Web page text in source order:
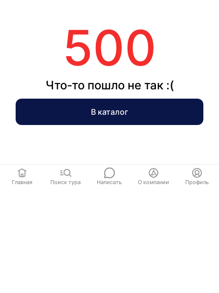
500
Что-то пошло не так :(
В каталог
Главная Поиск тура Написать О компании Профиль